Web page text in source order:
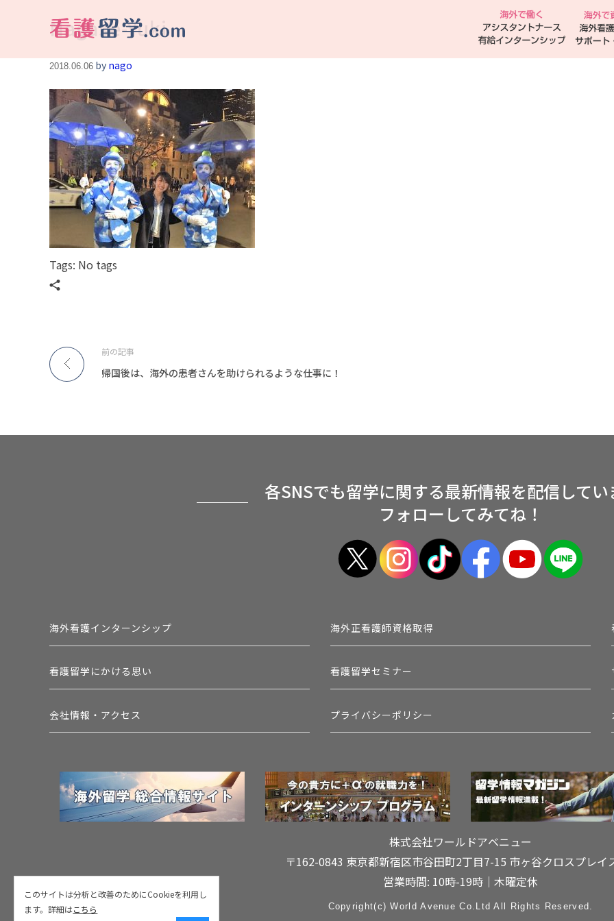
このサイトは分析と改善のためにCookieを利用し
ます。詳細はこちら
看護留学.com
World Avenueは海外就職、 永住を目指す看護留学をサポートします !
Nagase-Yuki
2018.06.06 by nago
Tags: No tags
前の記事
帰国後は、海外の患者さんを助けられるような仕事に！
各SNSでも留学に関する最新情報を配信してい
フォローしてみてね！
海外看護インターンシップ
看護留学にかける思い
会社情報・アクセス
海外正看護師資格取得
看護留学セミナー
プライバシーポリシー
株式会社ワールドアベニュー
〒162-0843 東京都新宿区市谷田町2丁目7-15 市ヶ谷クロスプレイ
営業時間: 10時-19時｜木曜定休
Copyright(c) World Avenue Co.Ltd All Rights Reserved.